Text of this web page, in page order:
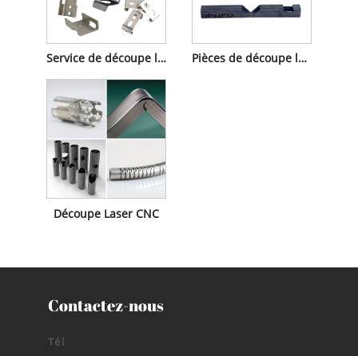
Service de découpe laser de tôle Pièces de découpe laser
Découpe Laser CNC
Contactez-nous
Tél